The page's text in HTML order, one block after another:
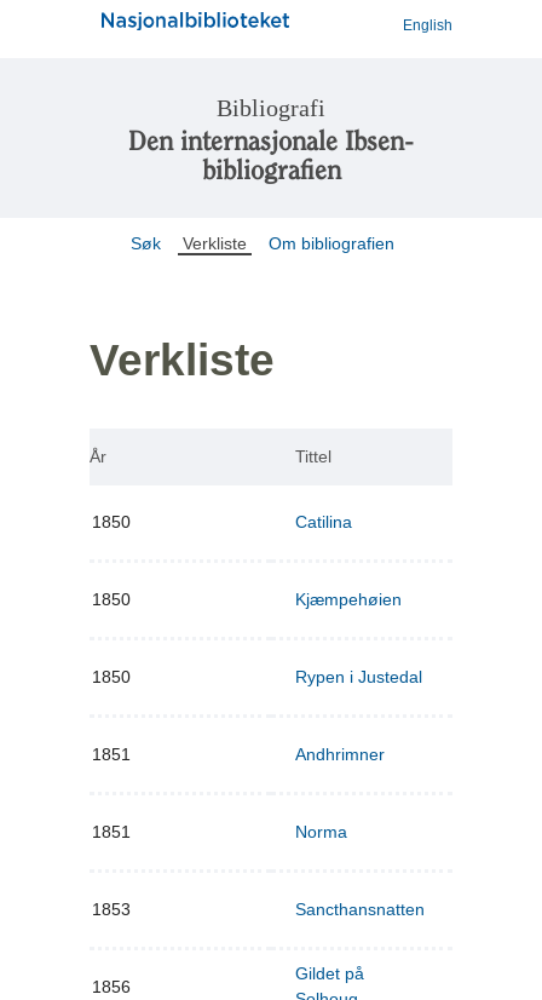
English
Bibliografi
Den internasjonale Ibsen-
bibliografien
Søk Verkliste Om bibliografien
Verkliste
År Tittel
1850 Catilina
1850 Kjæmpehøien
1850 Rypen i Justedal
1851 Andhrimner
1851 Norma
1853 Sancthansnatten
1856
Gildet på